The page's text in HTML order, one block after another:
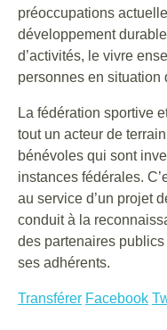
préoccupations
développement
d’activités, le vivre
personnes en situation
La fédération sportive
tout un acteur de
bénévoles qui sont
instances fédérales.
au service d’un projet
conduit à la
des partenaires
ses adhérents.
Transférer Facebook